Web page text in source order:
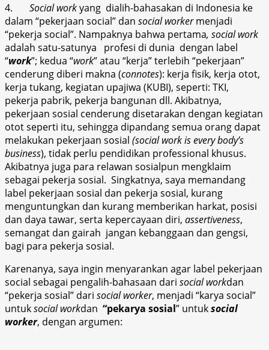
4.
Social workyang dialih-bahasakan di Indonesia ke
dalam “pekerjaan social” dan social workermenjadi
“pekerja social”. Nampaknya bahwa pertama, social work
adalah satu-satunya profesi di dunia dengan label
“work”; kedua “work” atau “kerja” terlebih “pekerjaan”
cenderung diberi makna (connotes): kerja fisik, kerja otot,
kerja tukang, kegiatan upajiwa (KUBI), seperti: TKI,
pekerja pabrik, pekerja bangunan dll. Akibatnya,
pekerjaan sosial cenderung disetarakan dengan kegiatan
otot seperti itu, sehingga dipandang semua orang dapat
melakukan pekerjaan sosial (social work is every body’s
business), tidak perlu pendidikan professional khusus.
Akibatnya juga para relawan sosialpun mengklaim
sebagai pekerja sosial. Singkatnya, saya memandang
label pekerjaan sosial dan pekerja sosial, kurang
menguntungkan dan kurang memberikan harkat, posisi
dan daya tawar, serta kepercayaan diri, assertiveness,
semangat dan gairah jangan kebanggaan dan gengsi,
bagi para pekerja sosial.
Karenanya, saya ingin menyarankan agar label pekerjaan
social sebagai pengalih-bahasaan dari social workdan
“pekerja sosial” dari social worker, menjadi “karya social”
untuksocial workdan “pekarya sosial” untuksocial
worker, dengan argumen: